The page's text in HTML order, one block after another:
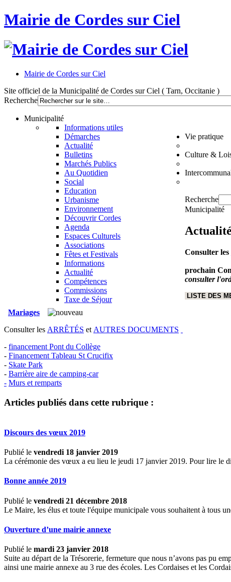
Mairie de Cordes sur Ciel
Mairie de Cordes sur Ciel
Site officiel de la Municipalité de Cordes sur Ciel ( Tarn, Occitanie )
Recherche
Municipalité
Informations utiles
Démarches
Actualité
Bulletins
Marchés Publics
Vie pratique
Au Quotidien
Social
Education
Urbanisme
Environnement
Culture &
Découvrir Cordes
Agenda
Espaces Culturels
Associations
Fêtes et Festivals
Informations
Actualité
Compétences
Commissions
Taxe de Séjour
Recherche
Municipalité
Actualité
Consulter les
prochain
consulter
LISTE DES
Mariages
Consulter les ARRÊTÉS et AUTRES DOCUMENTS
- financement Pont du Collège
- Financement Tableau St Crucifix
- Skate Park
- Barrière aire de camping-car
- Murs et remparts
Articles publiés dans cette rubrique :
Discours des vœux 2019
Publié le vendredi 18 janvier 2019
La cérémonie des vœux a eu lieu le jeudi 17 janvier 2019. Pour lire le
Bonne année 2019
Publié le vendredi 21 décembre 2018
Le Maire, les élus et toute l'équipe municipale vous souhaitent à tous
Ouverture d’une mairie annexe
Publié le mardi 23 janvier 2018
Suite au départ de la Trésorerie, fermeture que nous n’avons pas pu
ainsi une mairie annexe au 3 rue des écoles. Les Cordaises et les